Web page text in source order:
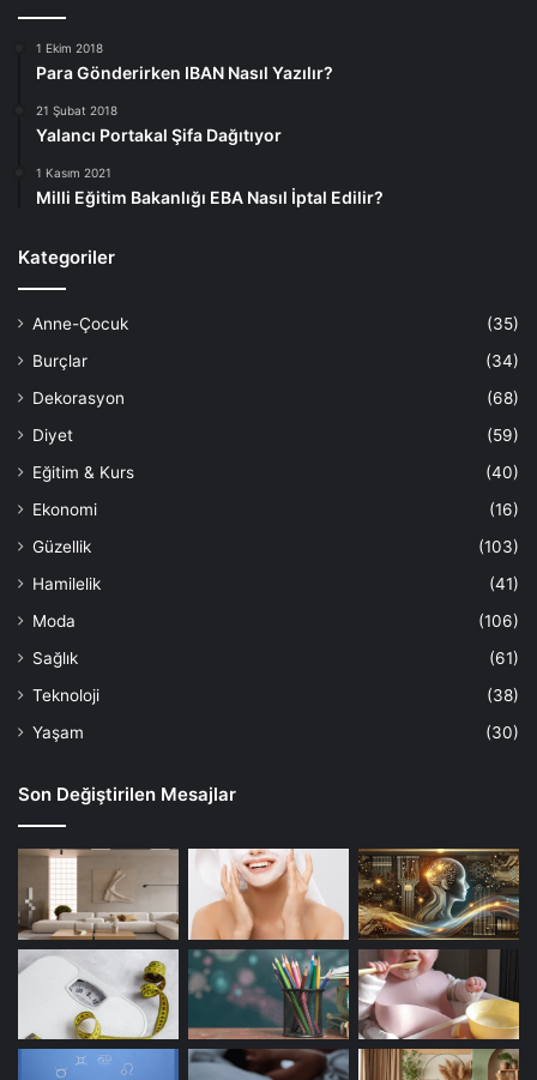
1 Ekim 2018
Para Gönderirken IBAN Nasıl Yazılır?
21 Şubat 2018
Yalancı Portakal Şifa Dağıtıyor
1 Kasım 2021
Milli Eğitim Bakanlığı EBA Nasıl İptal Edilir?
Kategoriler
Anne-Çocuk
(35)
Burçlar
(34)
Dekorasyon
(68)
Diyet
(59)
Eğitim & Kurs
(40)
Ekonomi
(16)
Güzellik
(103)
Hamilelik
(41)
Moda
(106)
Sağlık
(61)
Teknoloji
(38)
Yaşam
(30)
Son Değiştirilen Mesajlar